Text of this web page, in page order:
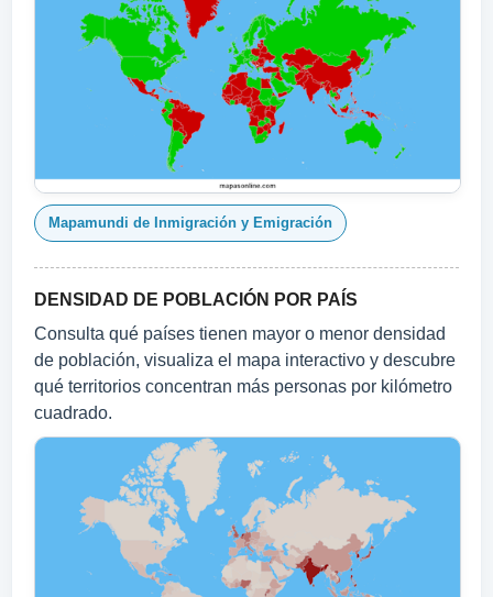
Mapamundi de Inmigración y Emigración
DENSIDAD DE POBLACIÓN POR PAÍS
Consulta qué países tienen mayor o menor densidad
de población, visualiza el mapa interactivo y descubre
qué territorios concentran más personas por kilómetro
cuadrado.